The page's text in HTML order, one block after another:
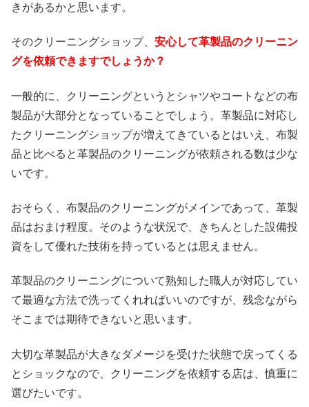
きがあるかと思います。
そのクリーニングショップ、 安心して革製品のクリーニン
グを依頼できますでしょうか？
一般的に、クリーニングというとシャツやコートなどの布
製品が大部分となっていることでしょう。革製品に対応し
たクリーニングショップが増えてきているとはいえ、布製
品と比べると革製品のクリーニングが依頼される数は少な
いです。
おそらく、布製品のクリーニングがメインであって、革製
品はおまけ程度。そのような状況で、きちんとした設備投
資をして優れた技術を持っているとは思えません。
革製品のクリーニングについて熟知した職人が対応してい
て最適な方法で洗ってくれればいいのですが、残念ながら
そこまでは期待できないと思います。
大切な革製品が大きなダメージを受けた状態で戻ってくる
とショックなので、クリーニングを依頼する店は、慎重に
選びたいです。